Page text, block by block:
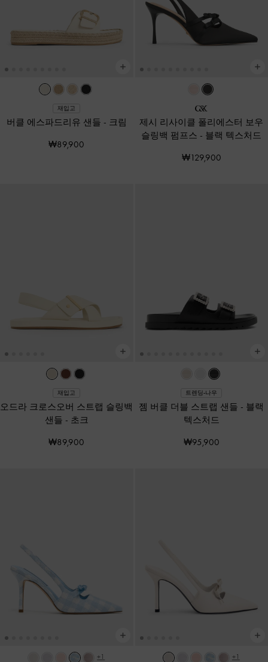
재입고
버클 에스파드리유 샌들 - 크림
₩89,900
제시 리사이클 폴리에스터 보우
슬링백 펌프스 - 블랙 텍스처드
₩129,900
재입고
오드라 크로스오버 스트랩 슬링백
샌들 - 초크
₩89,900
트렌딩-나우
젬 버클 더블 스트랩 샌들 - 블랙
텍스처드
₩95,900
+1 +1